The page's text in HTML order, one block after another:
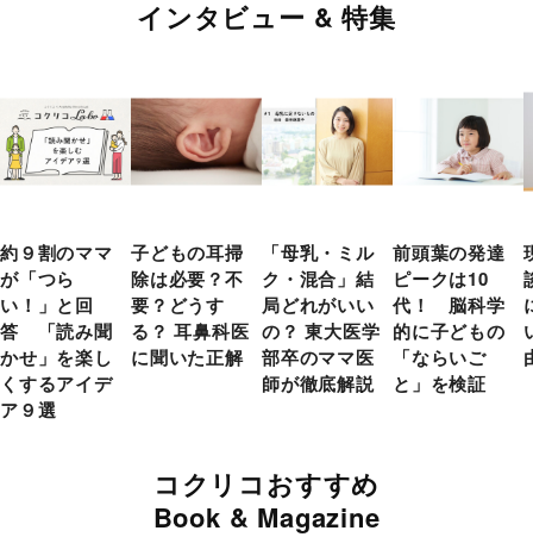
インタビュー & 特集
約９割のママ
が「つら
い！」と回
答 「読み聞
かせ」を楽し
くするアイデ
ア９選
子どもの耳掃
除は必要？不
要？どうす
る？ 耳鼻科医
に聞いた正解
「母乳・ミル
ク・混合」結
局どれがいい
の？ 東大医学
部卒のママ医
師が徹底解説
前頭葉の発達
ピークは10
代！ 脳科学
的に子どもの
「ならいご
と」を検証
コクリコおすすめ
Book & Magazine